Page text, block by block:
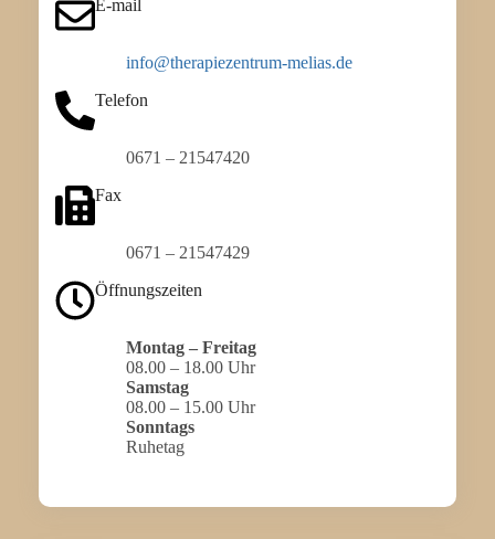
E-mail
info@therapiezentrum-melias.de
Telefon
0671 – 21547420
Fax
0671 – 21547429
Öffnungszeiten
Montag – Freitag
08.00 – 18.00 Uhr
Samstag
08.00 – 15.00 Uhr
Sonntags
Ruhetag